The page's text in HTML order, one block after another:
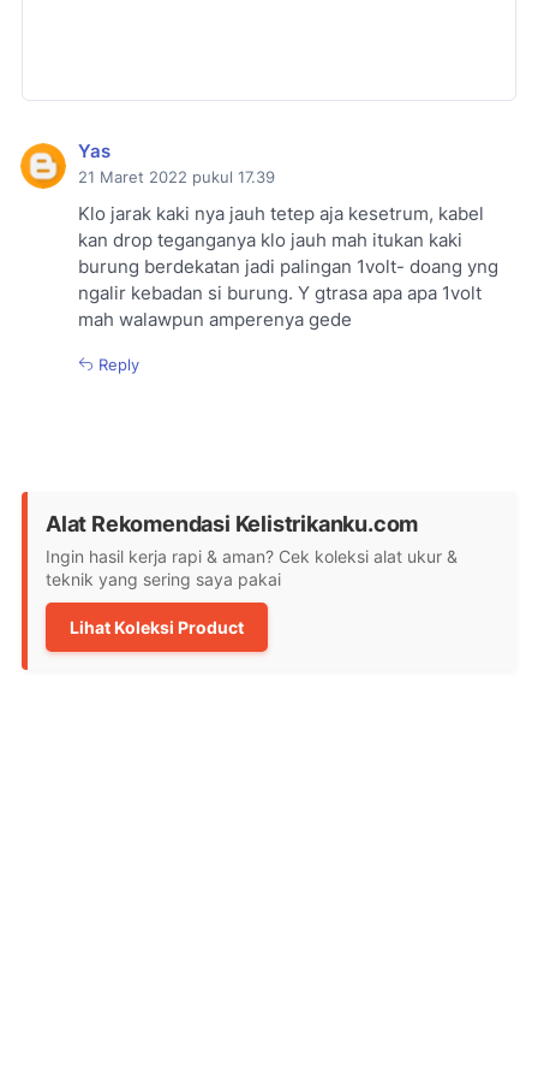
Yas
21 Maret 2022 pukul 17.39
Klo jarak kaki nya jauh tetep aja kesetrum, kabel
kan drop teganganya klo jauh mah itukan kaki
burung berdekatan jadi palingan 1volt- doang yng
ngalir kebadan si burung. Y gtrasa apa apa 1volt
mah walawpun amperenya gede
Reply
Alat Rekomendasi Kelistrikanku.com
Ingin hasil kerja rapi & aman? Cek koleksi alat ukur &
teknik yang sering saya pakai
Lihat Koleksi Product